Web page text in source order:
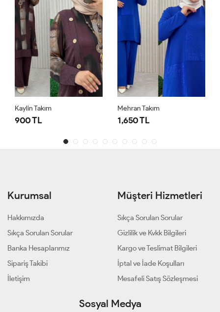
Kaylin Takım
900 TL
Mehran Takım
1,650 TL
Kurumsal
Hakkımızda
Sıkça Sorulan Sorular
Banka Hesaplarımız
Sipariş Takibi
İletişim
Müşteri Hizmetleri
Sıkça Sorulan Sorular
Gizlilik ve Kvkk Bilgileri
Kargo ve Teslimat Bilgileri
İptal ve İade Koşulları
Mesafeli Satış Sözleşmesi
Sosyal Medya